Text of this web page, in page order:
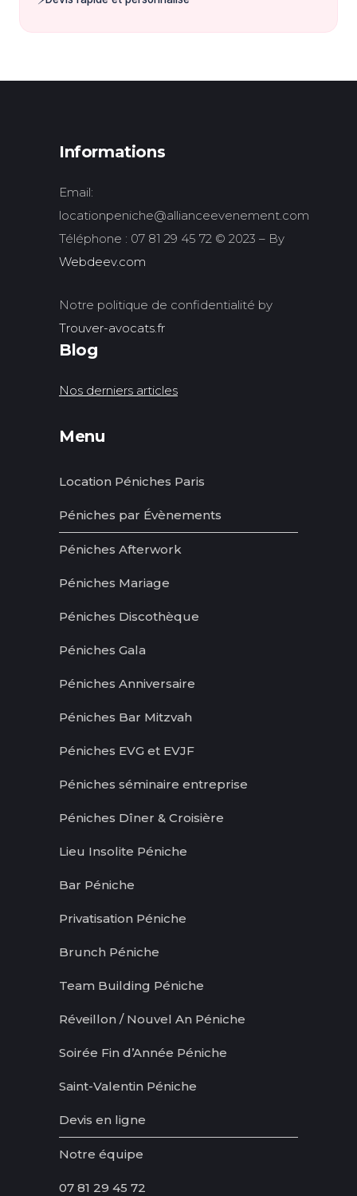
Informations
Email:
locationpeniche@allianceevenement.com
Téléphone : 07 81 29 45 72 © 2023 – By
Webdeev.com
Notre politique de confidentialité by
Trouver-avocats.fr
Blog
Nos derniers articles
Menu
Location Péniches Paris
Péniches par Évènements
Péniches Afterwork
Péniches Mariage
Péniches Discothèque
Péniches Gala
Péniches Anniversaire
Péniches Bar Mitzvah
Péniches EVG et EVJF
Péniches séminaire entreprise
Péniches Dîner & Croisière
Lieu Insolite Péniche
Bar Péniche
Privatisation Péniche
Brunch Péniche
Team Building Péniche
Réveillon / Nouvel An Péniche
Soirée Fin d’Année Péniche
Saint-Valentin Péniche
Devis en ligne
Notre équipe
07 81 29 45 72